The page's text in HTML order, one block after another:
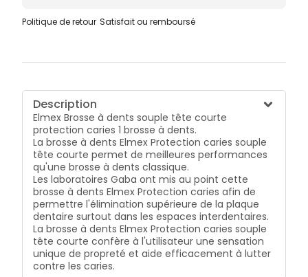
Politique de retour Satisfait ou remboursé
Description
Elmex Brosse à dents souple tête courte
protection caries 1 brosse à dents.
La brosse à dents Elmex Protection caries souple
tête courte permet de meilleures performances
qu'une brosse à dents classique.
Les laboratoires Gaba ont mis au point cette
brosse à dents Elmex Protection caries afin de
permettre l'élimination supérieure de la plaque
dentaire surtout dans les espaces interdentaires.
La brosse à dents Elmex Protection caries souple
tête courte confère à l'utilisateur une sensation
unique de propreté et aide efficacement à lutter
contre les caries.